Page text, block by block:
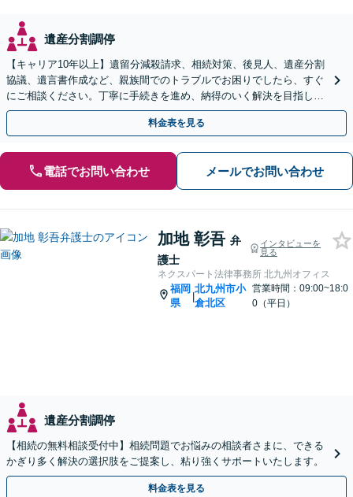
遺産分割調停
【キャリア10年以上】遺留分減殺請求、相続対策、後見人、遺産分割
協議、遺言書作成など、親族間でのトラブルでお困りでしたら、すぐ
にご相談ください。丁寧に手続きを進め、納得のいく解決を目指しま
す。【完全個室で相談】【駐車場あり】
料金表を見る
電話でお問い合わせ メールでお問い合わせ
加地 彰吾 弁
護士
インタビューを
見る
ネクスパート法律事務所 北九州オフィス
福岡
県
|
北九州市小
倉北区
営業時間：09:00~18:0
0（平日）
遺産分割調停
【相続の無料相談受付中】相続問題でお悩みの相談者さまに、できる
かぎり多く解決の選択肢をご提案し、粘り強くサポートいたします。
料金表を見る